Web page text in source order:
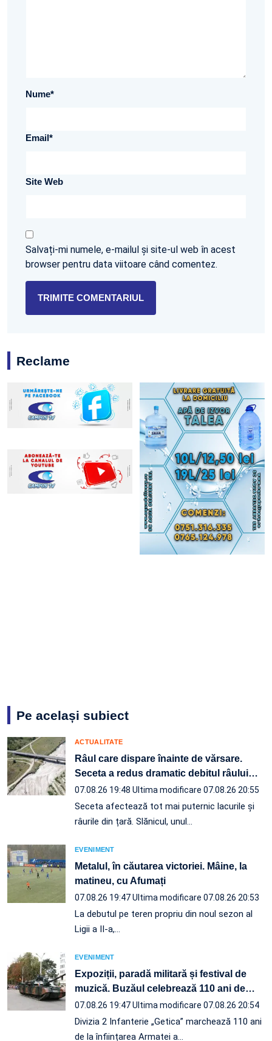
Nume*
Email*
Site Web
Salvați-mi numele, e-mailul și site-ul web în acest
browser pentru data viitoare când comentez.
Reclame
Pe același subiect
ACTUALITATE
Râul care dispare înainte de vărsare.
Seceta a redus dramatic debitul râului…
07.08.26 19:48 Ultima modificare 07.08.26 20:55
Seceta afectează tot mai puternic lacurile și
râurile din țară. Slănicul, unul…
EVENIMENT
Metalul, în căutarea victoriei. Mâine, la
matineu, cu Afumați
07.08.26 19:47Ultima modificare 07.08.26 20:53
La debutul pe teren propriu din noul sezon al
Ligii a II-a,…
EVENIMENT
Expoziții, paradă militară și festival de
muzică. Buzăul celebrează 110 ani de…
07.08.26 19:47Ultima modificare 07.08.26 20:54
Divizia 2 Infanterie „Getica” marchează 110 ani
de la înființarea Armatei a…